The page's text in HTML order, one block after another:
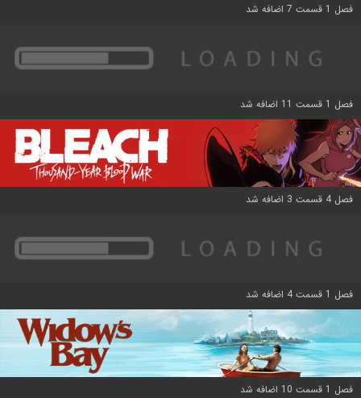
فصل 1 قسمت 7 اضافه شد
فصل 1 قسمت 11 اضافه شد
فصل 4 قسمت 3 اضافه شد
فصل 1 قسمت 4 اضافه شد
فصل 1 قسمت 10 اضافه شد